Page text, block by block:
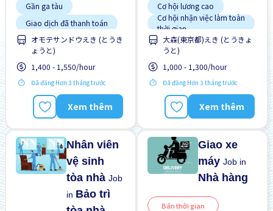
Gần ga tàu
Giao dịch đã thanh toán
Ít hơn theo thời gian
Lao động người nước
ngoài
Nâng cao
オモテサンドウえき (とうき
ょうと)
1,400 - 1,550/hour
Đã đăng Hơn 3 tháng trước
Xem thêm
Cơ hội lương cao
Cơ hội nhận việc làm toàn
thời gian
Gần ga tàu
Không cần kinh nghiệm
Lao động người nước
ngoài
Ưu tiên có visa học sinh
大森(東京都)えき (とうきょ
うと)
1,000 - 1,300/hour
Đã đăng Hơn 3 tháng trước
Xem thêm
Nhân viên
vệ sinh
tòa nhàJob
in Bảo trì
Giao xe
máyJob in
Nhà hàng
Bán thời gian